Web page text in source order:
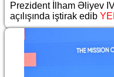
Prezident İlham Əliyev
açılışında iştirak edib